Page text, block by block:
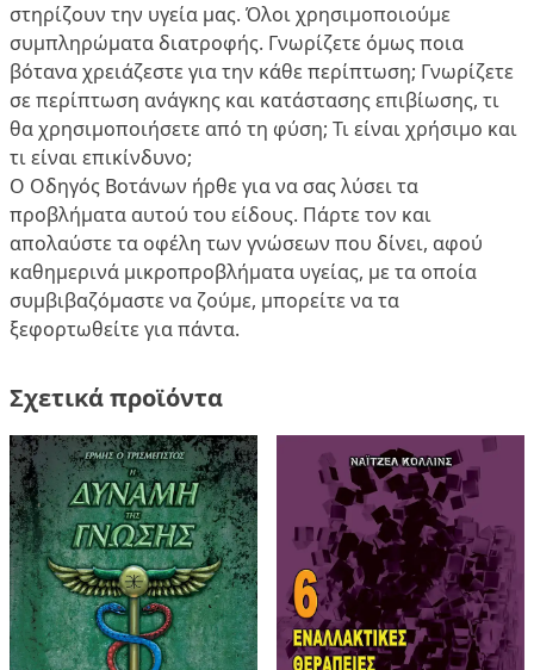
στηρίζουν την υγεία μας. Όλοι χρησιμοποιούμε
συμπληρώματα διατροφής. Γνωρίζετε όμως ποια
βότανα χρειάζεστε για την κάθε περίπτωση; Γνωρίζετε
σε περίπτωση ανάγκης και κατάστασης επιβίωσης, τι
θα χρησιμοποιήσετε από τη φύση; Τι είναι χρήσιμο και
τι είναι επικίνδυνο;
Ο Οδηγός Βοτάνων ήρθε για να σας λύσει τα
προβλήματα αυτού του είδους. Πάρτε τον και
απολαύστε τα οφέλη των γνώσεων που δίνει, αφού
καθημερινά μικροπροβλήματα υγείας, με τα οποία
συμβιβαζόμαστε να ζούμε, μπορείτε να τα
ξεφορτωθείτε για πάντα.
Σχετικά προϊόντα